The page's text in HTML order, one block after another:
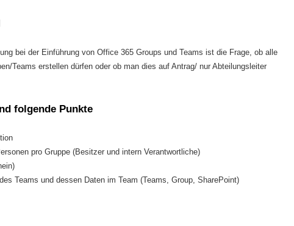
bei der Einführung von Office 365 Groups und Teams ist die Frage, ob alle
Teams erstellen dürfen oder ob man dies auf Antrag/ nur Abteilungsleiter
folgende Punkte
pro Gruppe (Besitzer und intern Verantwortliche)
Teams und dessen Daten im Team (Teams, Group, SharePoint)